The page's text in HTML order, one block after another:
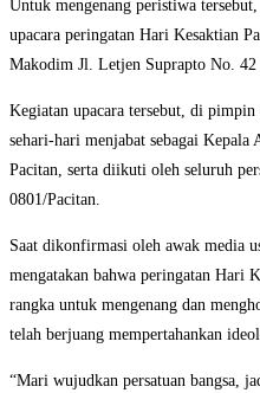
Untuk mengenang peristiwa
upacara peringatan Hari Kesaktian
Makodim Jl. Letjen Suprapto No.
Kegiatan upacara tersebut, di
sehari-hari menjabat sebagai
Pacitan, serta diikuti oleh seluruh
0801/Pacitan.
Saat dikonfirmasi oleh awak media
mengatakan bahwa peringatan Hari
rangka untuk mengenang dan
telah berjuang mempertahankan
“Mari wujudkan persatuan bangsa,